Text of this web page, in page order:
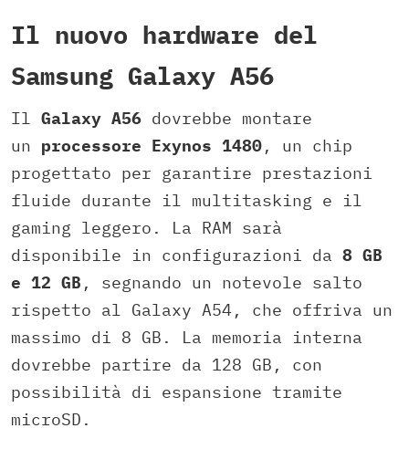
Il nuovo hardware del
Samsung Galaxy A56
Il Galaxy A56 dovrebbe montare
un processore Exynos 1480, un chip
progettato per garantire prestazioni
fluide durante il multitasking e il
gaming leggero. La RAM sarà
disponibile in configurazioni da 8 GB
e 12 GB , segnando un notevole salto
rispetto al Galaxy A54, che offriva un
massimo di 8 GB. La memoria interna
dovrebbe partire da 128 GB, con
possibilità di espansione tramite
microSD.